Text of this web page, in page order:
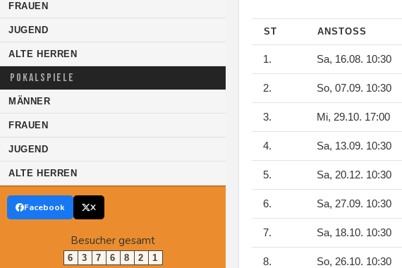
FRAUEN
JUGEND
ALTE HERREN
POKALSPIELE
MÄNNER
FRAUEN
JUGEND
ALTE HERREN
Facebook X
Besucher gesamt
6 3 7 6 8 2 1
ST ANSTOSS
1. Sa, 16.08. 10:30
2. So, 07.09. 10:30
3. Mi, 29.10. 17:00
4. Sa, 13.09. 10:30
5. Sa, 20.12. 10:30
6. Sa, 27.09. 10:30
7. Sa, 18.10. 10:30
8. So, 26.10. 10:30